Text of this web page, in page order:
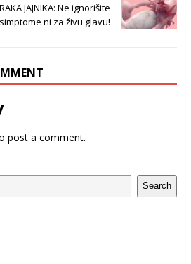
JAJNIKA: Ne ignorišite
ni za živu glavu!
post a comment.
Search